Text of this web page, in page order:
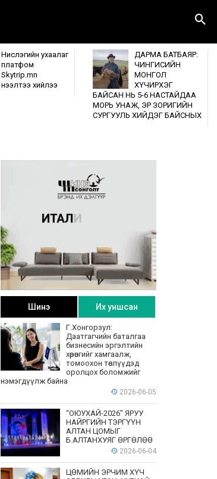
Нислэгийн ухаалаг
платфом
Skytrip.mn
нээлтээ хийлээ
ДАРМА БАТБАЯР:
ЧИНГИСИЙН
МОНГОЛ
ХҮЧИРХЭГ
БАЙСАН НЬ 5-6 НАСТАЙДАА
МОРЬ УНАЖ, ЭР ЗОРИГИЙН
СУРГУУЛЬ ХИЙДЭГ БАЙСНЫХ
Шинэ Их уншсан
Г.Хонгорзул:
Даатгагчийн баталгаа
бизнесийн эргэлтийн
хөрөнгийг хамгаалж,
томоохон төслүүдэд
оролцох боломжийг
нэмэгдүүлж байна
2026-06-05
“ОЮУХАЙ-2026” ЯРУУ
НАЙРГИЙН ТЭРГҮҮН
АЛТАН ЦОМЫГ
Б.АЛТАНХУЯГ ӨРГӨЛӨӨ
2026-06-04
ЦӨМИЙН ЭРЧИМ ХҮЧ